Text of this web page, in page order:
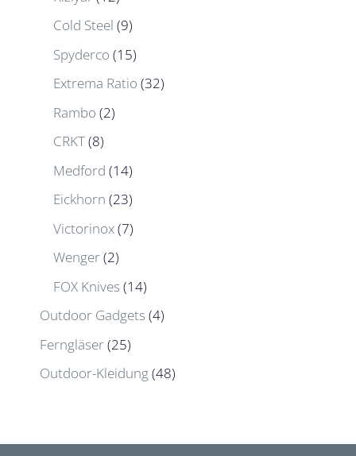
Cold Steel (9)
Spyderco (15)
Extrema Ratio (32)
Rambo (2)
CRKT(8)
Medford (14)
Eickhorn (23)
Victorinox(7)
Wenger(2)
FOX Knives (14)
Outdoor Gadgets (4)
Ferngläser(25)
Outdoor-Kleidung(48)